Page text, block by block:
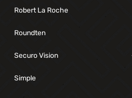
Robert La Roche
Roundten
Securo Vision
Simple